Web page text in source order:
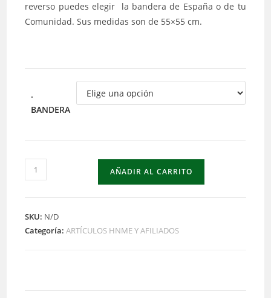
reverso puedes elegir la bandera de España o de tu
Comunidad. Sus medidas son de 55×55 cm.
.
BANDERA
Guión
Autonómico
cantidad
AÑADIR AL CARRITO
SKU: N/D
Categoría:ARTÍCULOS HNME Y AFILIADOS